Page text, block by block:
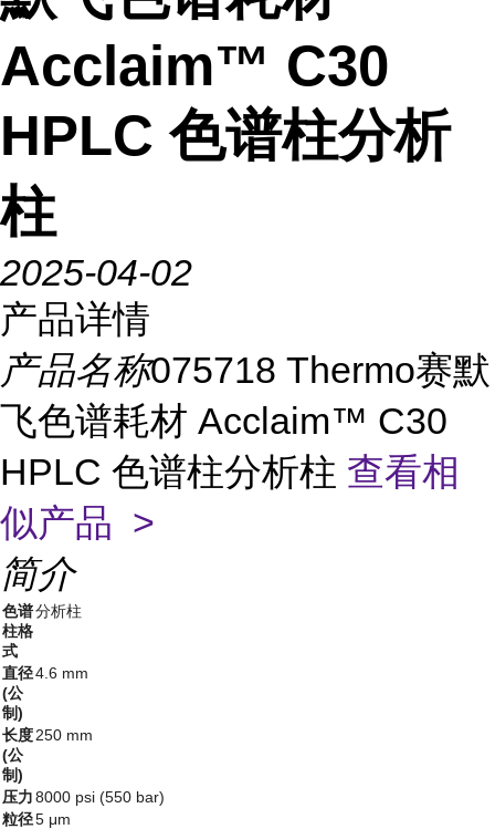
Acclaim™ C30
HPLC 色谱柱分析
柱
2025-04-02
产品详情
产品名称075718 Thermo赛默
飞色谱耗材 Acclaim™ C30
HPLC 色谱柱分析柱 查看相
似产品 >
简介
色谱
柱格
式
分析柱
直径
(公
制)
4.6 mm
长度
(公
制)
250 mm
压力8000 psi (550 bar)
粒径5 μm